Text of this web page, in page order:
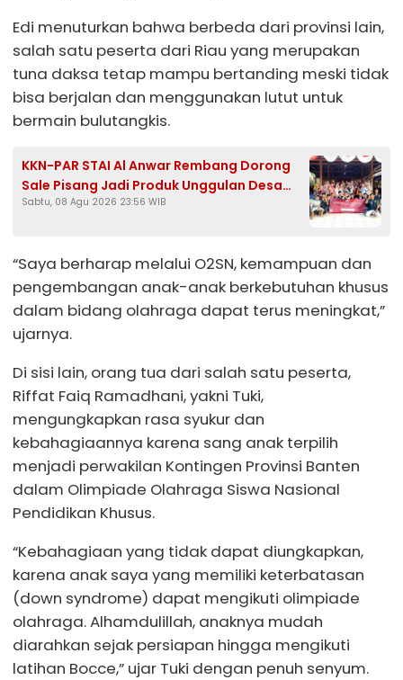
Edi menuturkan bahwa berbeda dari provinsi lain,
salah satu peserta dari Riau yang merupakan
tuna daksa tetap mampu bertanding meski tidak
bisa berjalan dan menggunakan lutut untuk
bermain bulutangkis.
KKN-PAR STAI Al Anwar Rembang Dorong
Sale Pisang Jadi Produk Unggulan Desa
Bondol Bojonegoro
Sabtu, 08 Agu 2026 23:56 WIB
“Saya berharap melalui O2SN, kemampuan dan
pengembangan anak-anak berkebutuhan khusus
dalam bidang olahraga dapat terus meningkat,”
ujarnya.
Di sisi lain, orang tua dari salah satu peserta,
Riffat Faiq Ramadhani, yakni Tuki,
mengungkapkan rasa syukur dan
kebahagiaannya karena sang anak terpilih
menjadi perwakilan Kontingen Provinsi Banten
dalam Olimpiade Olahraga Siswa Nasional
Pendidikan Khusus.
“Kebahagiaan yang tidak dapat diungkapkan,
karena anak saya yang memiliki keterbatasan
(down syndrome) dapat mengikuti olimpiade
olahraga. Alhamdulillah, anaknya mudah
diarahkan sejak persiapan hingga mengikuti
latihan Bocce,” ujar Tuki dengan penuh senyum.